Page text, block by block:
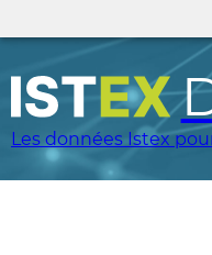
Les données Istex